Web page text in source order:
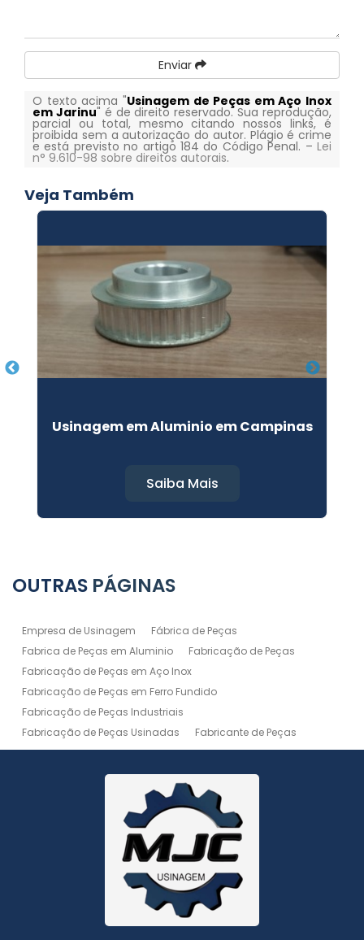
Enviar
O texto acima "Usinagem de Peças em Aço Inox
em Jarinu" é de direito reservado. Sua reprodução,
parcial ou total, mesmo citando nossos links, é
proibida sem a autorização do autor. Plágio é crime
e está previsto no artigo 184 do Código Penal. – Lei
n° 9.610-98 sobre direitos autorais.
Veja Também
Usinagem em Aluminio em Campinas
Saiba Mais
OUTRAS PÁGINAS
Empresa de Usinagem
Fábrica de Peças
Fabrica de Peças em Aluminio
Fabricação de Peças
Fabricação de Peças em Aço Inox
Fabricação de Peças em Ferro Fundido
Fabricação de Peças Industriais
Fabricação de Peças Usinadas
Fabricante de Peças
Fabricante de Peças de Máquinas
Manutenção de Máquina
Peças Usinadas
Serviço de Soldagem
Serviço de Usinagem
Serviço de Usinagem Pesada
Serviços de Usinagem CNC
Serviços de Usinagem de Peças
Serviços de Usinagem Tornearia e Solda
Usinagem
Usinagem Aluminio
Usinagem de Alta Precisão
Usinagem de Alumínio